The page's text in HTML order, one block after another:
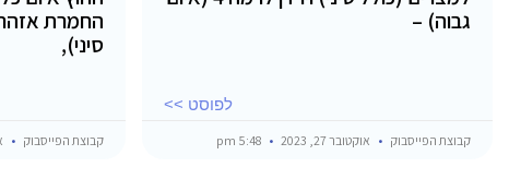
גבוה) –
לפוסט >>
קבוצת הפייסבוק אוקטובר 27, 2023
החמרת
סיני),
קבוצת הפייסבוק